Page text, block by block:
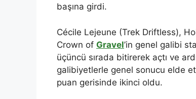
başına girdi.
Cécile Lejeune (Trek Driftless),
Crown of Gravel’in genel galibi
üçüncü sırada bitirerek açtı ve
galibiyetlerle genel sonucu elde
puan gerisinde ikinci oldu.